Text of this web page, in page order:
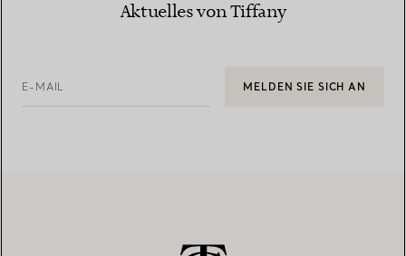
Aktuelles von Tiffany
E-MAIL MELDEN SIE SICH AN